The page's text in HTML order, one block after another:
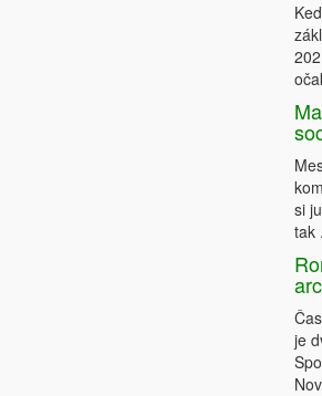
si
tak
je